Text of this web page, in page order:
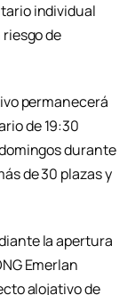
individual
de
permanecerá
de 19:30
durante
de 30 plazas y
la apertura
Emerlan
alojativo de